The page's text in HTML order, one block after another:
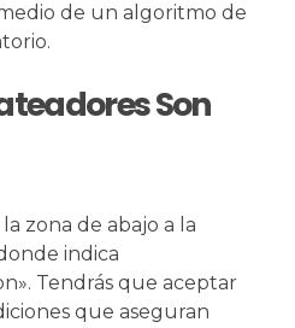
de un algoritmo de
Son
zona de abajo a la
indica
Tendrás que aceptar
que aseguran